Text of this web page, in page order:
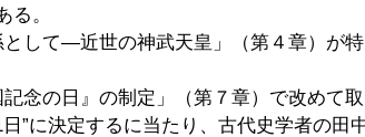
。
して―近世の神武天皇」（第４章）が
念の日』の制定」（第７章）で改めて
”に決定するに当たり、古代史学者の田